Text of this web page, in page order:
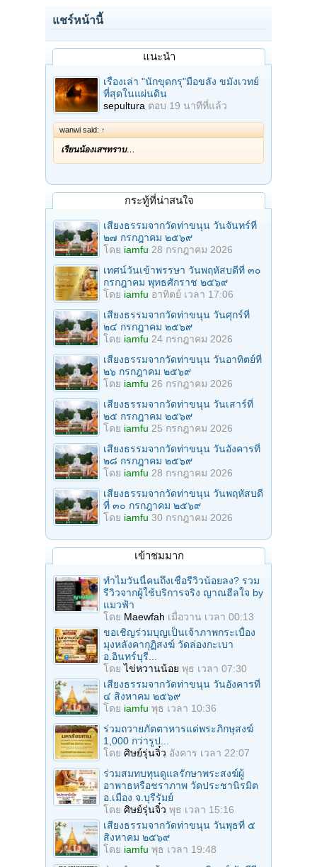
แชร์หน้านี้
แนะนำ
เรื่องเล่า "นักขุดกรุ"มือขลัง ขมังเวทย์
ที่สุดในแผ่นดิน
sepultura ตอบ 19 นาทีที่แล้ว
wanwi said: ↑
เรียนน้องเสฯทราบ…
กระทู้ที่น่าสนใจ
เสียงธรรมจากวัดท่าขนุน วันจันทร์ที่
๒๗ กรกฎาคม ๒๕๖๙
โดย iamfu 28 กรกฎาคม 2026
เทศน์วันเข้าพรรษา วันพฤหัสบดีที่ ๓๐
กรกฎาคม พุทธศักราช ๒๕๖๙
โดย iamfu อาทิตย์ เวลา 17:06
เสียงธรรมจากวัดท่าขนุน วันศุกร์ที่
๒๔ กรกฎาคม ๒๕๖๙
โดย iamfu 24 กรกฎาคม 2026
เสียงธรรมจากวัดท่าขนุน วันอาทิตย์ที่
๒๖ กรกฎาคม ๒๕๖๙
โดย iamfu 26 กรกฎาคม 2026
เสียงธรรมจากวัดท่าขนุน วันเสาร์ที่
๒๕ กรกฎาคม ๒๕๖๙
โดย iamfu 25 กรกฎาคม 2026
เสียงธรรมจากวัดท่าขนุน วันอังคารที่
๒๘ กรกฎาคม ๒๕๖๙
โดย iamfu 28 กรกฎาคม 2026
เสียงธรรมจากวัดท่าขนุน วันพฤหัสบดี
ที่ ๓๐ กรกฎาคม ๒๕๖๙
โดย iamfu 30 กรกฎาคม 2026
เข้าชมมาก
ทำไมวันนี้คนถึงเชื่อรีวิวน้อยลง? รวม
รีวิวจากผู้ใช้บริการจริง ญาณฮีลใจ by
แมวฟ้า
โดย Maewfah เมื่อวาน เวลา 00:13
ขอเชิญร่วมบุญเป็นเจ้าภาพกระเบื้อง
มุงหลังคากุฏิสงฆ์ วัดล่องกะเบา
อ.อินทร์บุรี...
โดยไข่หวานน้อย พุธ เวลา 07:30
เสียงธรรมจากวัดท่าขนุน วันอังคารที่
๔ สิงหาคม ๒๕๖๙
โดย iamfu พุธ เวลา 10:36
ร่วมถวายภัตตาหารแด่พระภิกษุสงฆ์
1,000 กว่ารูป...
โดย ศิษย์รุ่นจิ๋ว อังคาร เวลา 22:07
ร่วมสมทบทุนดูแลรักษาพระสงฆ์ผู้
อาพาธหรือชราภาพ วัดประชานิรมิต
อ.เมือง จ.บุรีรัมย์
โดย ศิษย์รุ่นจิ๋ว พุธ เวลา 15:16
เสียงธรรมจากวัดท่าขนุน วันพุธที่ ๕
สิงหาคม ๒๕๖๙
โดย iamfu พุธ เวลา 19:48